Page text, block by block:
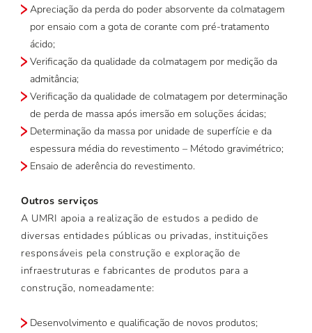
Apreciação da perda do poder absorvente da colmatagem
por ensaio com a gota de corante com pré-tratamento
ácido;
Verificação da qualidade da colmatagem por medição da
admitância;
Verificação da qualidade de colmatagem por determinação
de perda de massa após imersão em soluções ácidas;
Determinação da massa por unidade de superfície e da
espessura média do revestimento – Método gravimétrico;
Ensaio de aderência do revestimento.
Outros serviços
A UMRI apoia a realização de estudos a pedido de
diversas entidades públicas ou privadas, instituições
responsáveis pela construção e exploração de
infraestruturas e fabricantes de produtos para a
construção, nomeadamente:
Desenvolvimento e qualificação de novos produtos;